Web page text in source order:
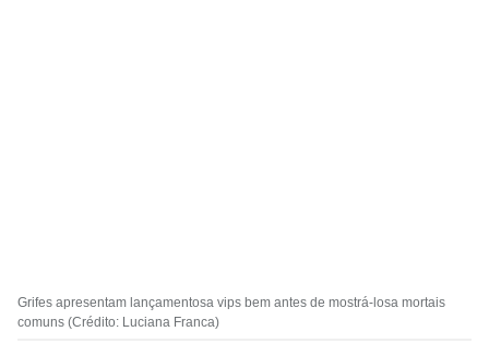
Grifes apresentam lançamentosa vips bem antes de mostrá-losa mortais
comuns (Crédito: Luciana Franca)